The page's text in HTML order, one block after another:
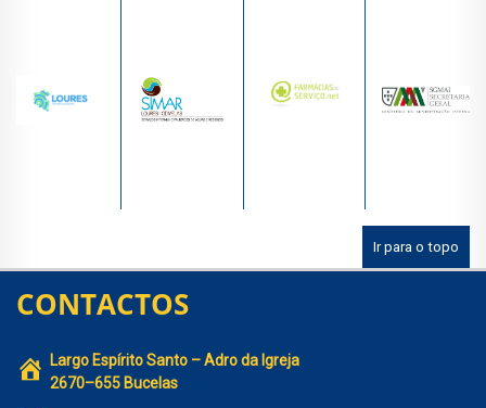
Ir para o topo
CONTACTOS
Largo Espírito Santo – Adro da Igreja
2670–655 Bucelas